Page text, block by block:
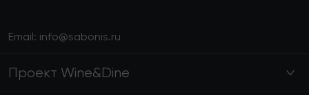
Email: info@sabonis.ru
Проект Wine&Dine